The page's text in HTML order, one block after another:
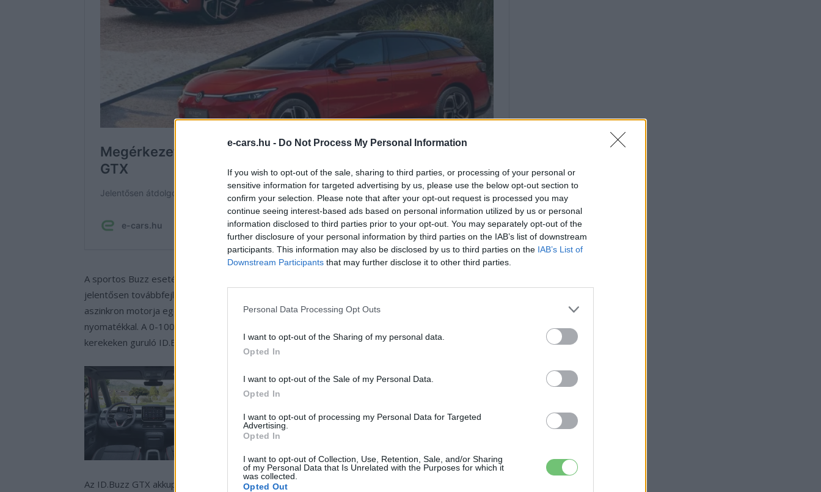
e-cars.hu - Do Not Process My Personal Information
If you wish to opt-out of the sale, sharing to third parties, or processing of your personal or
sensitive information for targeted advertising by us, please use the below opt-out section to
confirm your selection. Please note that after your opt-out request is processed you may
continue seeing interest-based ads based on personal information utilized by us or personal
information disclosed to third parties prior to your opt-out. You may separately opt-out of the
further disclosure of your personal information by third parties on the IAB’s list of downstream
participants. This information may also be disclosed by us to third parties on the IAB’s List of
Downstream Participants that may further disclose it to other third parties.
Personal Data Processing Opt Outs
I want to opt-out of the Sharing of my personal data.
Opted In
I want to opt-out of the Sale of my Personal Data.
Opted In
I want to opt-out of processing my Personal Data for Targeted
Advertising.
Opted In
I want to opt-out of Collection, Use, Retention, Sale, and/or Sharing
of my Personal Data that Is Unrelated with the Purposes for which it
was collected.
Opted Out
A sportos Buzz esetében 250 kW az elérhető rendszerteljesítmény. A hátsó tengelyen a márka új és
jelentősen továbbfejlesztett APP550 e-motorja lakik (210 kW, 560 Nm), amit az első tengely
aszinkron motorja egészíti ki, AKA150-es kódnéven, további 80 kW csúcsteljesítménnyel és 134 Nm
nyomatékkal. A 0-100 km/h gyorsulás 6,5 mp alatt van meg, az alapból 19 (opciósan 21) colos
kerekeken guruló ID.Buzz GTX esetében.
Az ID.Buzz GTX akkupakkja is a továbbfejlesztett 79 kWh-s kivitelű, ám csak a normál tengelytávú